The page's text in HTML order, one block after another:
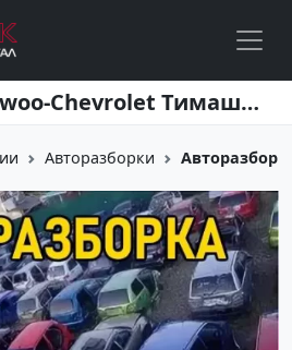
Авторазбор Daewoo-Chevrolet Тимашевск
Авторазборки Авторазбор